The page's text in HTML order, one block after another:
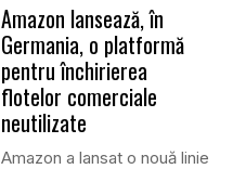
Amazon lansează, în
Germania, o platformă
pentru închirierea
flotelor comerciale
neutilizate
Amazon a lansat o nouă linie